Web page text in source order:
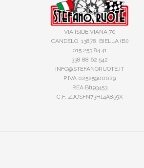
VIA ISIDE VIANA 70
CANDELO, 13878, BIELLA (BI)
015 253 84 41
338 88 62 542
INFO@STEFANORUOTE.IT
P.IVA 02525900029
REA BI193453
C.F. ZJOSFN73H14A859X